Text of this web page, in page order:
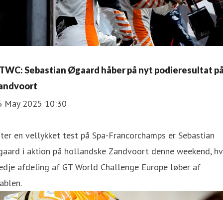
Sebastian Øgaard håber på nyt podieresultat
May 2025 10:30
en vellykket test på Spa-Francorchamps er Sebastian
i aktion på hollandske Zandvoort denne weekend,
afdeling af GT World Challenge Europe løber af